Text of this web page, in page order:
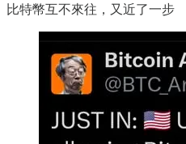
比特幣互不來往，又近了一步